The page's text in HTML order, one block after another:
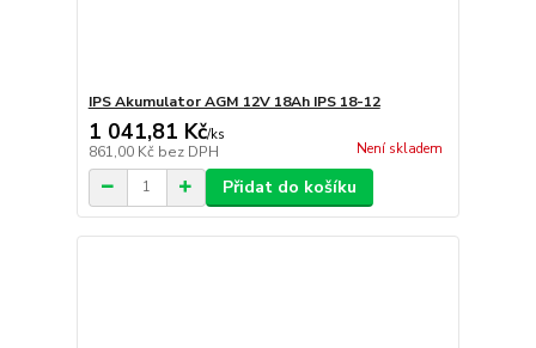
IPS Akumulator AGM 12V 18Ah IPS 18-12
1 041,81 Kč/ks
861,00 Kč bez DPH Není skladem
Přidat do košíku